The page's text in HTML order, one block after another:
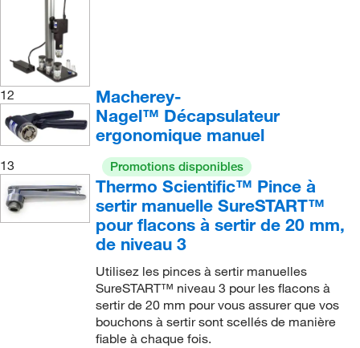
12
Macherey-
Nagel™ Décapsulateur
ergonomique manuel
13 Promotions disponibles
Thermo Scientific™ Pince à
sertir manuelle SureSTART™
pour flacons à sertir de 20 mm,
de niveau 3
Utilisez les pinces à sertir manuelles
SureSTART™ niveau 3 pour les flacons à
sertir de 20 mm pour vous assurer que vos
bouchons à sertir sont scellés de manière
fiable à chaque fois.